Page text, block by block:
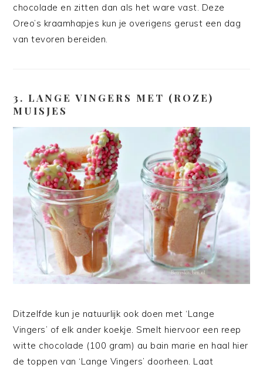
chocolade en zitten dan als het ware vast. Deze
Oreo’s kraamhapjes kun je overigens gerust een dag
van tevoren bereiden.
3. LANGE VINGERS MET (ROZE)
MUISJES
Ditzelfde kun je natuurlijk ook doen met ‘Lange
Vingers’ of elk ander koekje. Smelt hiervoor een reep
witte chocolade (100 gram) au bain marie en haal hier
de toppen van ‘Lange Vingers’ doorheen. Laat